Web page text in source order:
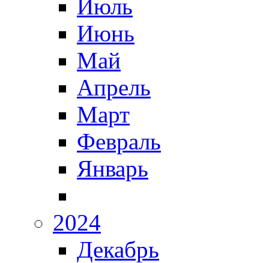
Июль
Июнь
Май
Апрель
Март
Февраль
Январь
2024
Декабрь